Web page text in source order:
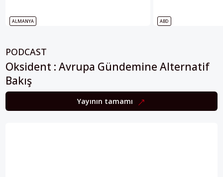
ALMANYA ABD
PODCAST
Oksident : Avrupa Gündemine Alternatif
Bakış
Yayının tamamı